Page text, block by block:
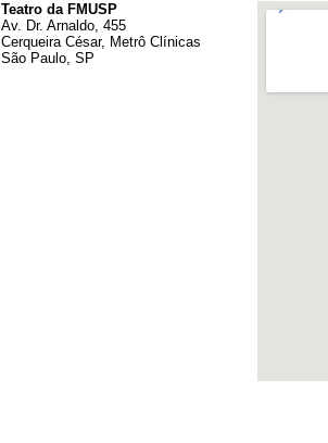
Teatro da FMUSP
Av. Dr. Arnaldo, 455
Cerqueira César, Metrô Clínicas
São Paulo, SP